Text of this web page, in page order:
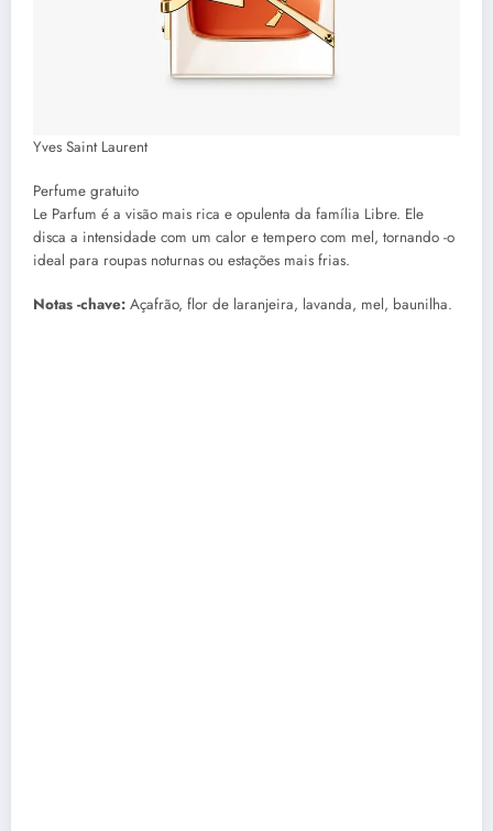
Yves Saint Laurent
Perfume gratuito
Le Parfum é a visão mais rica e opulenta da família Libre. Ele
disca a intensidade com um calor e tempero com mel, tornando -o
ideal para roupas noturnas ou estações mais frias.
Notas -chave: Açafrão, flor de laranjeira, lavanda, mel, baunilha.